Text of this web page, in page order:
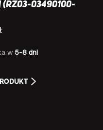
(RZ03-03490100-
w 5-8 dni